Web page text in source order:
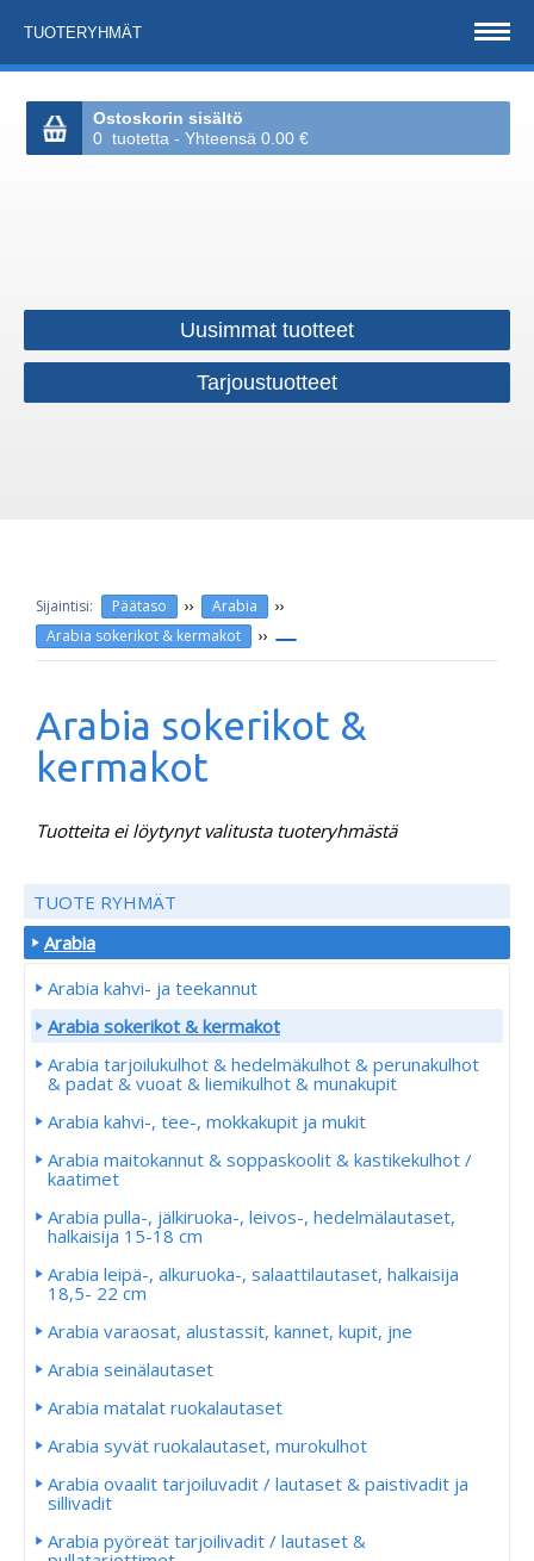
TUOTERYHMÄT
Ostoskorin sisältö
0 tuotetta - Yhteensä 0.00 €
Uusimmat tuotteet
Tarjoustuotteet
Päätaso ›› Arabia ››
Arabia sokerikot & kermakot ››
Arabia sokerikot &
kermakot
Tuotteita ei löytynyt valitusta tuoteryhmästä
TUOTE RYHMÄT
Arabia
Arabia kahvi- ja teekannut
Arabia sokerikot & kermakot
Arabia tarjoilukulhot & hedelmäkulhot & perunakulhot
& padat & vuoat & liemikulhot & munakupit
Arabia kahvi-, tee-, mokkakupit ja mukit
Arabia maitokannut & soppaskoolit & kastikekulhot /
kaatimet
Arabia pulla-, jälkiruoka-, leivos-, hedelmälautaset,
halkaisija 15-18 cm
Arabia leipä-, alkuruoka-, salaattilautaset, halkaisija
18,5- 22 cm
Arabia varaosat, alustassit, kannet, kupit, jne
Arabia seinälautaset
Arabia matalat ruokalautaset
Arabia syvät ruokalautaset, murokulhot
Arabia ovaalit tarjoiluvadit / lautaset & paistivadit ja
sillivadit
Arabia pyöreät tarjoilivadit / lautaset &